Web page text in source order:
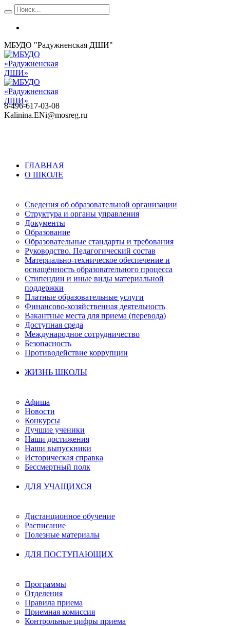
МБУДО "Радужненская ДШИ"
8-496-617-03-08
Kalinina.ENi@mosreg.ru
ГЛАВНАЯ
О ШКОЛЕ
Сведения об образовательной организации
Структура и органы управления
Документы
Образование
Образовательные стандарты и требования
Руководство. Педагогический состав
Материально-техническое обеспечение и
оснащённость образовательного процесса
Стипендии и иные виды материальной
поддержки
Платные образовательные услуги
Финансово-хозяйственная деятельность
Вакантные места для приема (перевода)
Доступная среда
Международное сотрудничество
Безопасность
Противодействие коррупции
ЖИЗНЬ ШКОЛЫ
Афиша
Новости
Конкурсы
Лучшие ученики
Наши достижения
Наши выпускники
Историческая справка
Бессмертный полк
ДЛЯ УЧАЩИХСЯ
Дистанционное обучение
Расписание
Полезные материалы
ДЛЯ ПОСТУПАЮЩИХ
Программы
Отделения
Правила приема
Приемная комиссия
Контрольные цифры приема